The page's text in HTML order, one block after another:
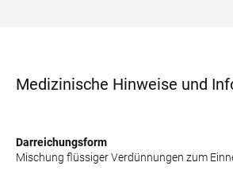
Medizinische Hinweise und
Darreichungsform
Mischung flüssiger Verdünnungen zum